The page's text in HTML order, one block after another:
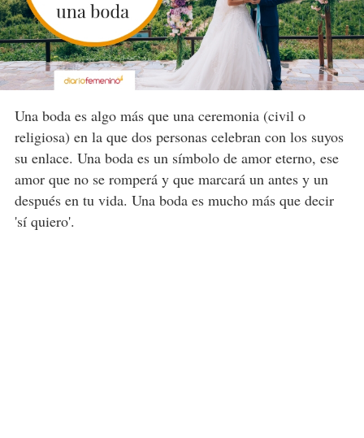
Una boda es algo más que una ceremonia (civil o
religiosa) en la que dos personas celebran con los suyos
su enlace. Una boda es un símbolo de amor eterno, ese
amor que no se romperá y que marcará un antes y un
después en tu vida. Una boda es mucho más que decir
'sí quiero'.